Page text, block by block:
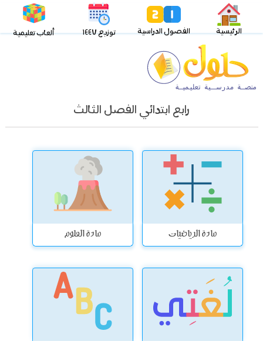
الرئيسية الفصول الدراسية توزيع ١٤٤٧ ألعاب تعليمية
رابع ابتدائي الفصل الثالث
مادة الرياضيات مادة العلوم